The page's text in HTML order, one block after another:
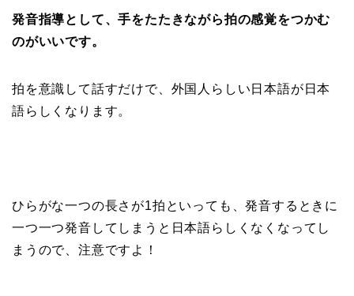
発音指導として、手をたたきながら拍の感覚をつかむ
のがいいです。
拍を意識して話すだけで、外国人らしい日本語が日本
語らしくなります。
ひらがな一つの長さが1拍といっても、発音するときに
一つ一つ発音してしまうと日本語らしくなくなってし
まうので、注意ですよ！